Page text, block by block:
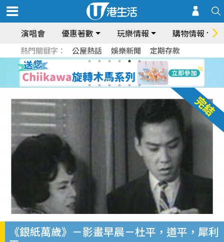
演唱會 優惠著數 玩樂情報 購物情報
熱門關鍵字： 公屋熱話 娛樂新聞 定期存款
《銀紙萬歲》－影畫早晨－杜平，道平，犀利